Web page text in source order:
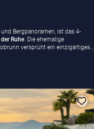
Bergpanoramen, ist das 4-
Ruhe. Die ehemalige
versprüht ein einzigartiges…